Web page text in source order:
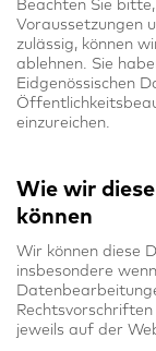
Beachten Sie
Voraussetzungen
zulässig, können
ablehnen. Sie
Eidgenössischen
einzureichen.
Wie wir
können
Wir können diese
insbesondere
jeweils auf der